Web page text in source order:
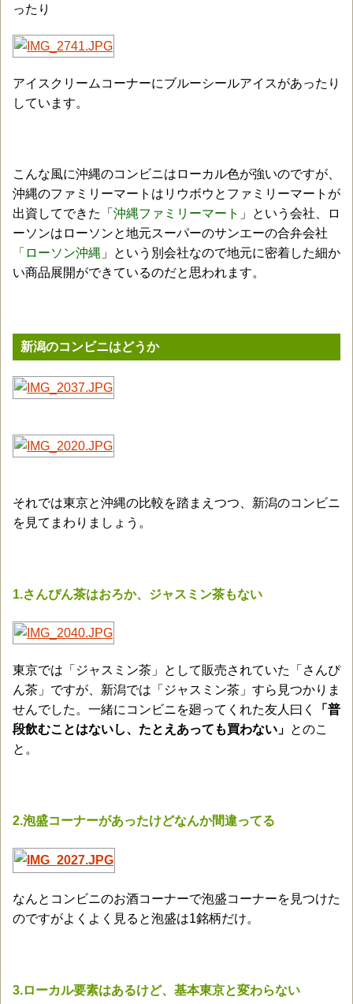
ったり
アイスクリームコーナーにブルーシールアイスがあったり
しています。
こんな風に沖縄のコンビニはローカル色が強いのですが、
沖縄のファミリーマートはリウボウとファミリーマートが
出資してできた「 沖縄ファミリーマート 」という会社、ロ
ーソンはローソンと地元スーパーのサンエーの合弁会社
「ローソン沖縄 」という別会社なので地元に密着した細か
い商品展開ができているのだと思われます。
新潟のコンビニはどうか
それでは東京と沖縄の比較を踏まえつつ、新潟のコンビニ
を見てまわりましょう。
1.さんぴん茶はおろか、ジャスミン茶もない
東京では「ジャスミン茶」として販売されていた「さんぴ
ん茶」ですが、新潟では「ジャスミン茶」すら見つかりま
せんでした。一緒にコンビニを廻ってくれた友人曰く
「普
段飲むことはないし、たとえあっても買わない」 とのこ
と。
2.泡盛コーナーがあったけどなんか間違ってる
なんとコンビニのお酒コーナーで泡盛コーナーを見つけた
のですがよくよく見ると泡盛は1銘柄だけ。
3.ローカル要素はあるけど、基本東京と変わらない